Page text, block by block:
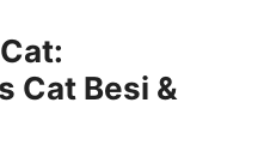
Cat Besi &